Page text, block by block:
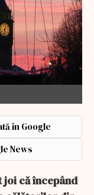
în Google
News
joi că începând